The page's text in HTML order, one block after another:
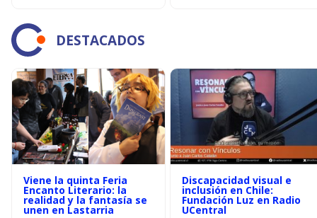
DESTACADOS
Viene la quinta Feria
Encanto Literario: la
realidad y la fantasía se
unen en Lastarria
Discapacidad visual e
inclusión en Chile:
Fundación Luz en Radio
UCentral